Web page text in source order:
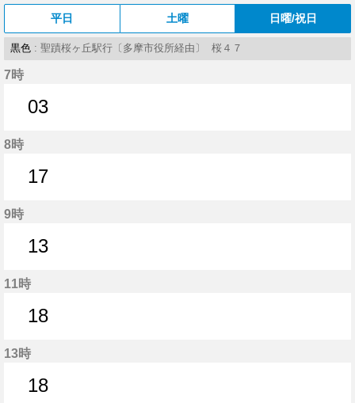
平日 土曜 日曜/祝日
黒色 : 聖蹟桜ヶ丘駅行〔多摩市役所経由〕 桜４７
7時
03
8時
17
9時
13
11時
18
13時
18